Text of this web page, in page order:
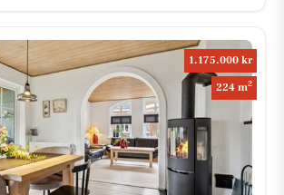
1.175.000 kr
224 m2